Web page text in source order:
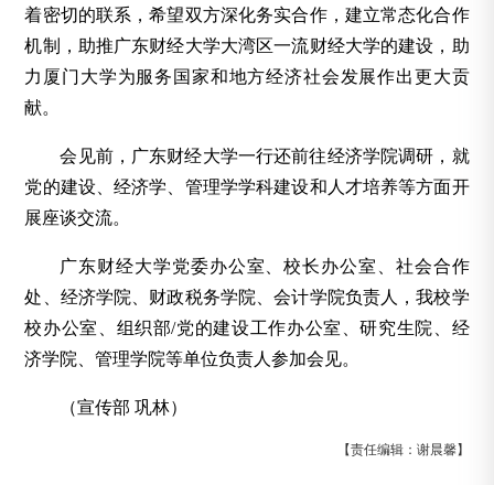
着密切的联系，希望双方深化务实合作，建立常态化合作
机制，助推广东财经大学大湾区一流财经大学的建设，助
力厦门大学为服务国家和地方经济社会发展作出更大贡
献。
会见前，广东财经大学一行还前往经济学院调研，就
党的建设、经济学、管理学学科建设和人才培养等方面开
展座谈交流。
广东财经大学党委办公室、校长办公室、社会合作
处、经济学院、财政税务学院、会计学院负责人，我校学
校办公室、组织部/党的建设工作办公室、研究生院、经
济学院、管理学院等单位负责人参加会见。
（宣传部 巩林）
【责任编辑：谢晨馨】